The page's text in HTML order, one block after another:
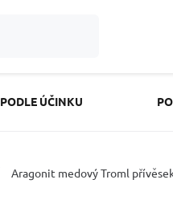
PODLE ÚČINKU
Aragonit medový Troml